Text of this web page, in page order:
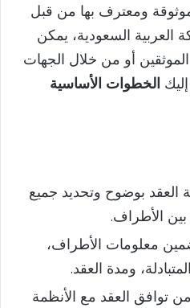
ومعترف بها من قبل
العربية السعودية، يمكن
أو من خلال الجهات
الخطوات الأساسية
العقد بوضوح وتحديد جميع
بين الأطراف.
معلومات الأطراف،
ومدة العقد.
توافق العقد مع الأنظمة